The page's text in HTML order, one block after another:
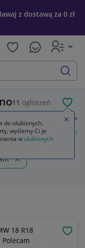
z dostawą za 0 zł
szukaj
11 ogłoszeń
Do samochodów
kamera
18 R18
do ulubionych.
wyślemy Ci je
w ulubionych